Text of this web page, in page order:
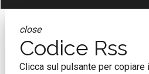
close
Codice Rss
Clicca sul pulsante per copiare